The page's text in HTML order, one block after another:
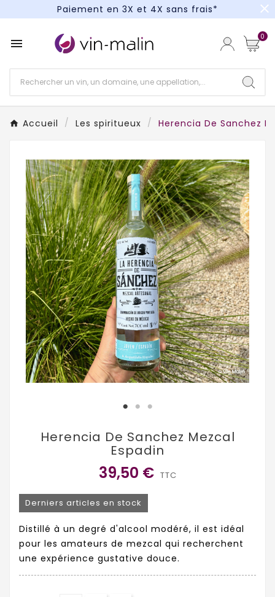
Paiement en 3X et 4X sans frais*
Paiement en 3X et 4X sans frais*
close
 0
Accueil Les spiritueux Herencia De Sanchez
Herencia De Sanchez Mezcal
Espadin
39,50 € TTC
Derniers articles en stock
Distillé à un degré d'alcool modéré, il est idéal
pour les amateurs de mezcal qui recherchent
une expérience gustative douce.